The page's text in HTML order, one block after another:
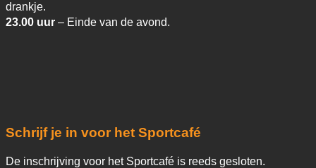
drankje.
23.00 uur – Einde van de avond.
Schrijf je in voor het Sportcafé
De inschrijving voor het Sportcafé is reeds gesloten.